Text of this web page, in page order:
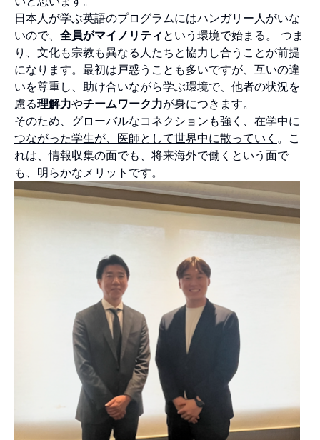
日本人が学ぶ英語のプログラムにはハンガリー人がいな
いので、 全員がマイノリティ という環境で始まる。 つま
り、文化も宗教も異なる人たちと協力し合うことが前提
になります。最初は戸惑うことも多いですが、互いの違
いを尊重し、助け合いながら学ぶ環境で、他者の状況を
慮る理解力やチームワーク力が身につきます。
そのため、グローバルなコネクションも強く、 在学中に
つながった学生が、医師として世界中に散っていく 。こ
れは、情報収集の面でも、将来海外で働くという面で
も、明らかなメリットです。